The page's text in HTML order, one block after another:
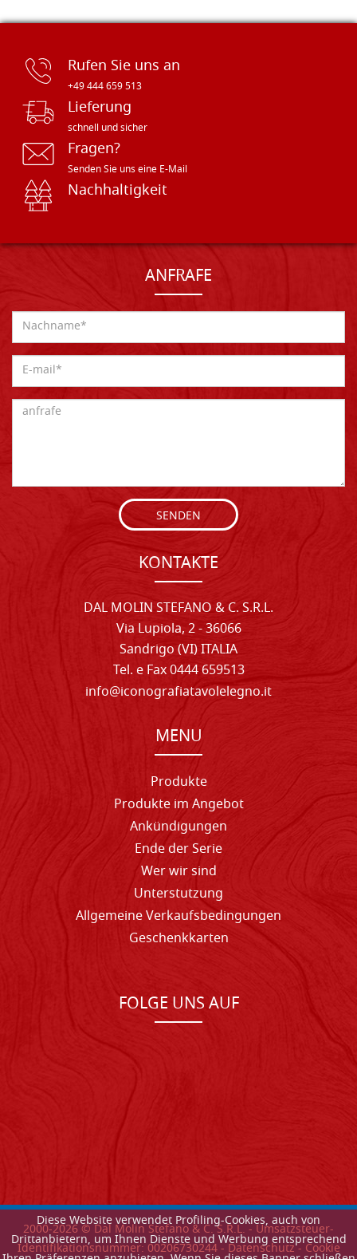
Diese Website verwendet Profiling-Cookies, auch von
Drittanbietern, um Ihnen Dienste und Werbung entsprechend
Rufen Sie uns an
+49 444 659 513
Lieferung
schnell und sicher
Fragen?
Senden Sie uns eine E-Mail
Nachhaltigkeit
ANFRAFE
SENDEN
KONTAKTE
DAL MOLIN STEFANO & C. S.R.L.
Via Lupiola, 2 - 36066
Sandrigo (VI) ITALIA
Tel. e Fax 0444 659513
info@iconografiatavolelegno.it
MENU
Produkte
Produkte im Angebot
Ankündigungen
Ende der Serie
Wer wir sind
Unterstutzung
Allgemeine Verkaufsbedingungen
Geschenkkarten
FOLGE UNS AUF
2000-2026© Dal Molin Stefano & C. S.R.L. - Umsatzsteuer-
Identifikationsnummer: 00206730244 -Datenschutz-Cookie